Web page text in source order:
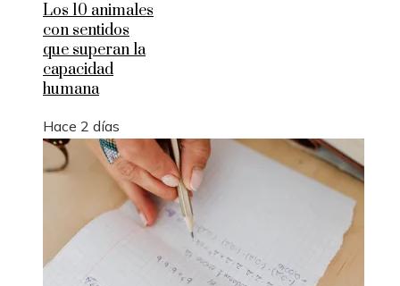
Los 10 animales
con sentidos
que superan la
capacidad
humana
Hace 2 días